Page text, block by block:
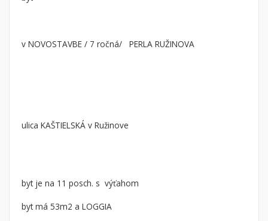
Byt
Dvojgarsónky
Chalupa
Poľnohospodárske pozemky
v NOVOSTAVBE / 7 ročná/ PERLA RUŽINOVA
ulica KAŠTIELSKÁ v Ružinove
byt je na 11 posch. s výťahom
byt má 53m2 a LOGGIA